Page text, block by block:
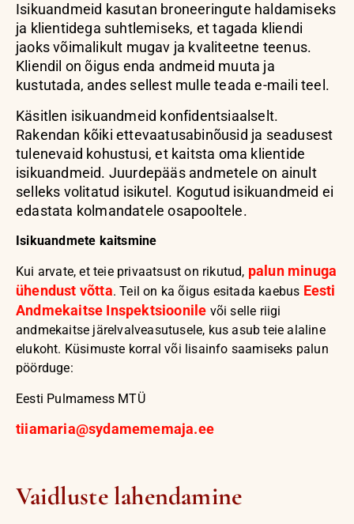
Isikuandmeid kasutan broneeringute haldamiseks
ja klientidega suhtlemiseks, et tagada kliendi
jaoks võimalikult mugav ja kvaliteetne teenus.
Kliendil on õigus enda andmeid muuta ja
kustutada, andes sellest mulle teada e-maili teel.
Käsitlen isikuandmeid konfidentsiaalselt.
Rakendan kõiki ettevaatusabinõusid ja seadusest
tulenevaid kohustusi, et kaitsta oma klientide
isikuandmeid. Juurdepääs andmetele on ainult
selleks volitatud isikutel. Kogutud isikuandmeid ei
edastata kolmandatele osapooltele.
Isikuandmete kaitsmine
Kui arvate, et teie privaatsust on rikutud, palun minuga
ühendust võtta. Teil on ka õigus esitada kaebus Eesti
Andmekaitse Inspektsioonile või selle riigi
andmekaitse järelvalveasutusele, kus asub teie alaline
elukoht. Küsimuste korral või lisainfo saamiseks palun
pöörduge:
Eesti Pulmamess MTÜ
tiiamaria@sydamememaja.ee
Vaidluste lahendamine